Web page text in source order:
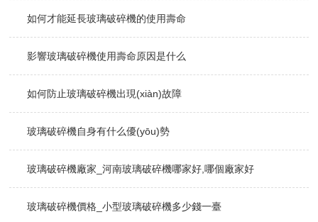
如何才能延長玻璃破碎機的使用壽命
影響玻璃破碎機使用壽命原因是什么
如何防止玻璃破碎機出現(xiàn)故障
玻璃破碎機自身有什么優(yōu)勢
玻璃破碎機廠家_河南玻璃破碎機哪家好,哪個廠家好
玻璃破碎機價格_小型玻璃破碎機多少錢一臺